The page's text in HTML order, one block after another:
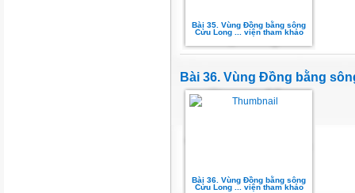
Bài 35. Vùng Đồng bằng sông
Cửu Long ... viện tham khảo
Bài 36. Vùng Đồng bằng
Bài 36. Vùng Đồng bằng sông
Cửu Long ... viện tham khảo